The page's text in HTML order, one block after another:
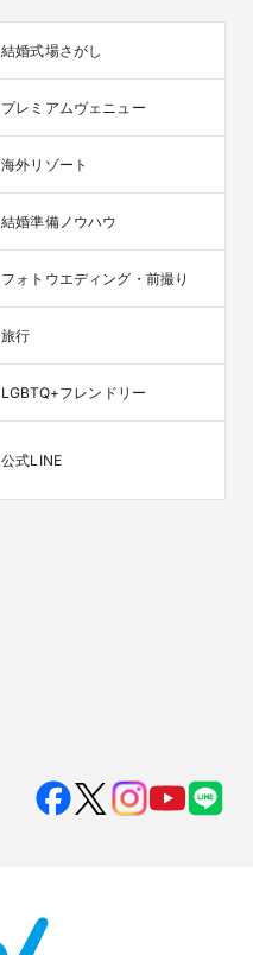
結婚式場さがし
プレミアムヴェニュー
海外リゾート
結婚準備ノウハウ
フォトウエディング・前撮り
旅行
LGBTQ+フレンドリー
公式LINE